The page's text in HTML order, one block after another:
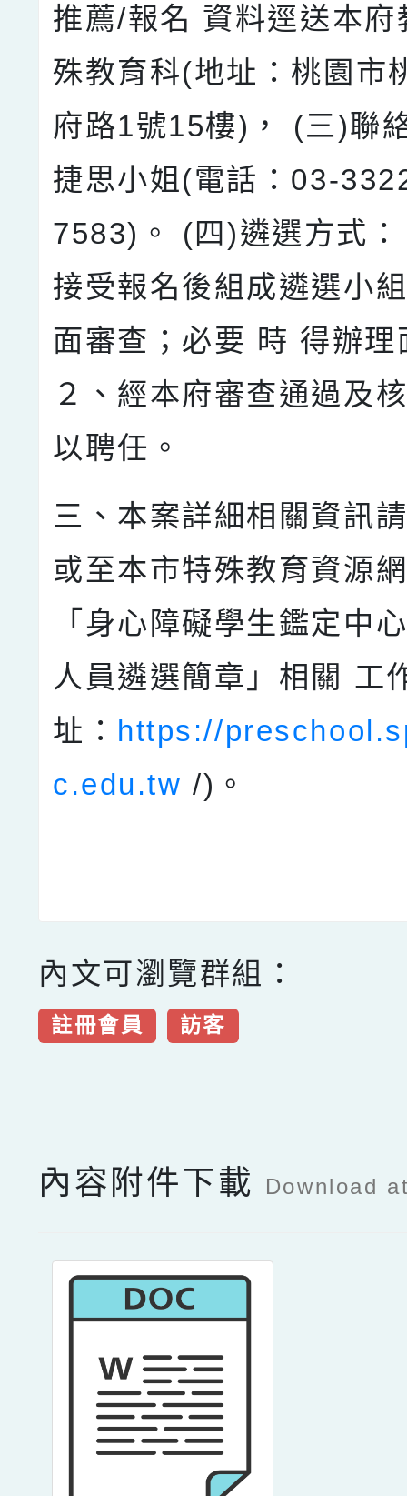
推薦/報名 資料逕送本府
殊教育科(地址：桃園市
府路1號15樓)， (三)聯
捷思小姐(電話：03-
7583)。 (四)遴選方式
接受報名後組成遴選小
面審查；必要 時 得辦理
２、經本府審查通過及
以聘任。
三、本案詳細相關資訊
或至本市特殊教育資源
「身心障礙學生鑑定中
人員遴選簡章」相關 工
址： https://
c.edu.tw /)。
內文可瀏覽群組：
註冊會員 訪客
內容附件下載 Download